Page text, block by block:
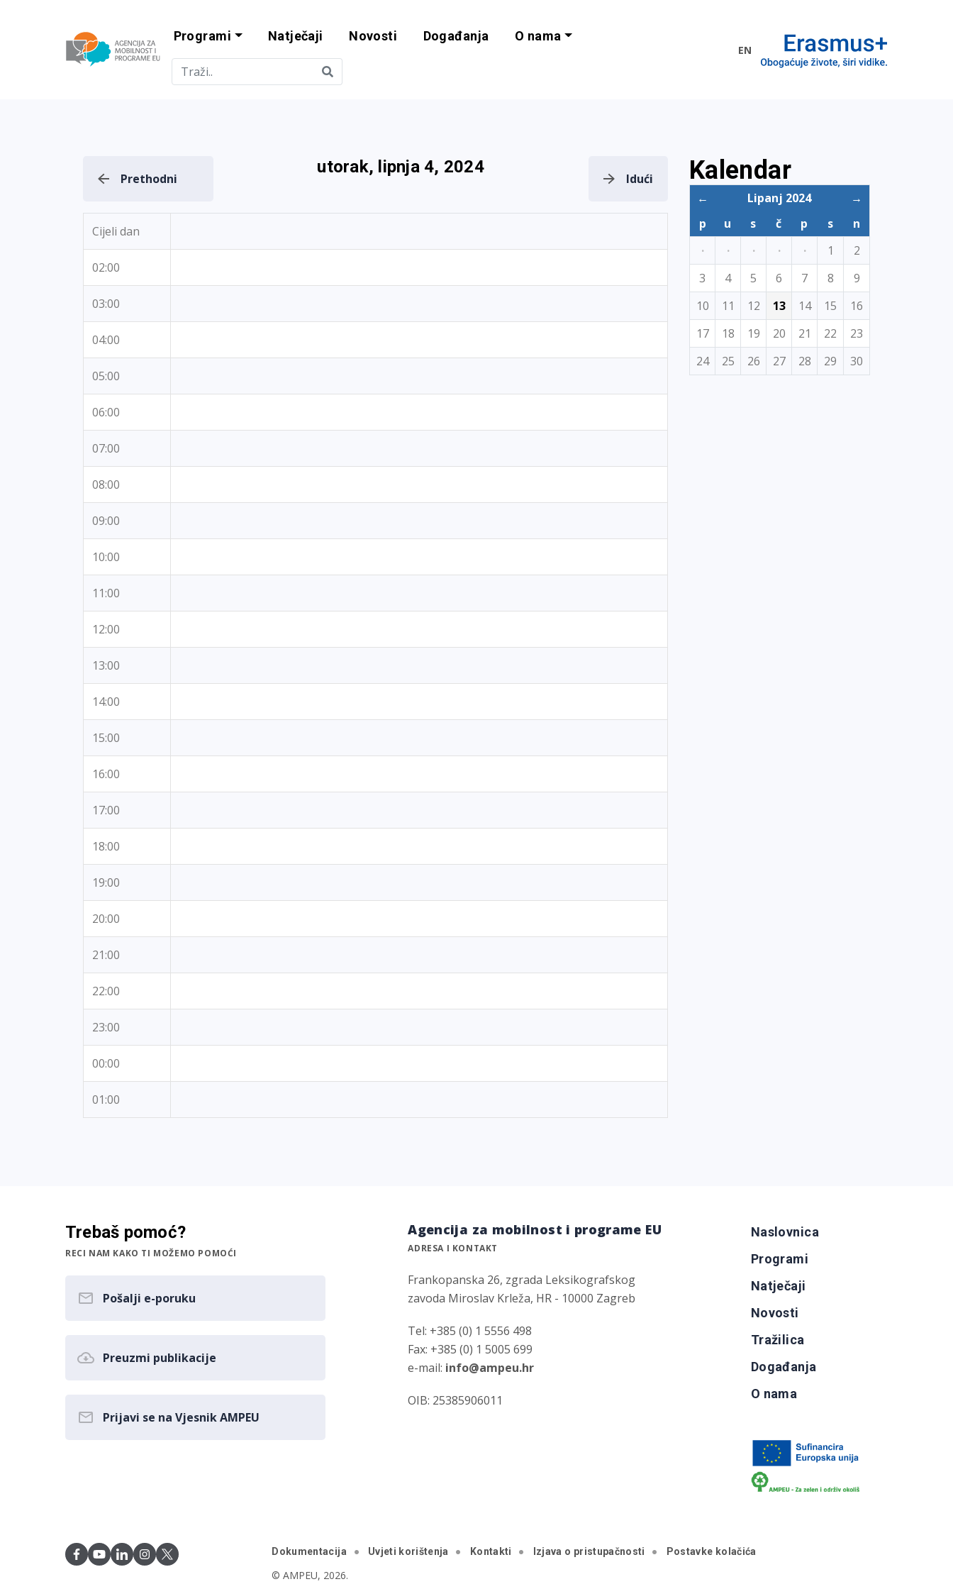
Agencija za mobilnost i programe EU
Programi Natječaji Novosti Događanja O nama
EN
Prethodni
utorak, lipnja 4, 2024
Idući
Cijeli dan
02:00
03:00
04:00
05:00
06:00
07:00
08:00
09:00
10:00
11:00
12:00
13:00
14:00
15:00
16:00
17:00
18:00
19:00
20:00
21:00
22:00
23:00
00:00
01:00
Kalendar
← Lipanj 2024
→
p
u s č p s
n
·
· · · · 1
2
3
4 5 6 7 8
9
10
11 12 13 14 15
16
17
18 19 20 21 22
23
24
25 26 27 28 29 30
Trebaš pomoć?
RECI NAM KAKO TI MOŽEMO POMOĆI
Pošalji e-poruku
Preuzmi publikacije
Prijavi se na Vjesnik AMPEU
Agencija za mobilnost i programe EU
ADRESA I KONTAKT
Frankopanska 26, zgrada Leksikografskog
zavoda Miroslav Krleža, HR - 10000 Zagreb
Tel: +385 (0) 1 5556 498
Fax: +385 (0) 1 5005 699
e-mail: info@ampeu.hr
OIB: 25385906011
Naslovnica
Programi
Natječaji
Novosti
Tražilica
Događanja
O nama
Dokumentacija Uvjeti korištenja Kontakti Izjava o pristupačnosti Postavke kolačića
© AMPEU, 2026.